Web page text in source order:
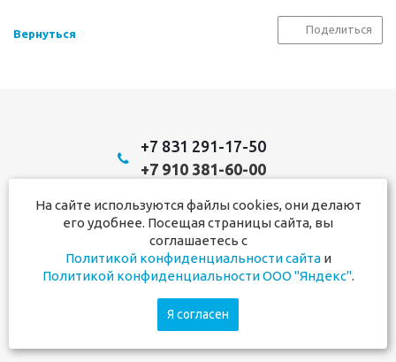
Вернуться Поделиться
+7 831 291-17-50
+7 910 381-60-00
Мы в социальных сетях:
2026 © Почтовая упаковка
На сайте используются файлы cookies, они делают
его удобнее. Посещая страницы сайта, вы
соглашаетесь с
Политикой конфиденциальности сайтаи
Политикой конфиденциальности ООО "Яндекс".
Я согласен